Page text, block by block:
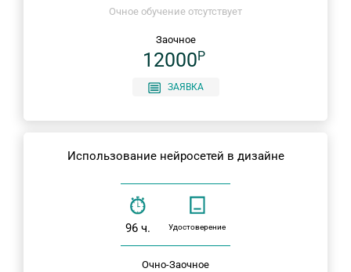
Очное обучение отсутствует
Заочное
12000P
ЗАЯВКА
Использование нейросетей в дизайне
96 ч. Удостоверение
Очно-Заочное